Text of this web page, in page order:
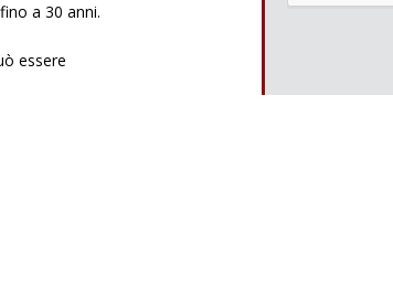
a 30 anni.
essere